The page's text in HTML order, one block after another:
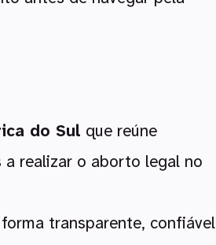
do Sul que reúne
a realizar o aborto legal no
transparente, confiável